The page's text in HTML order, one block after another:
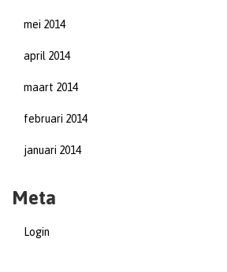
mei 2014
april 2014
maart 2014
februari 2014
januari 2014
Meta
Login